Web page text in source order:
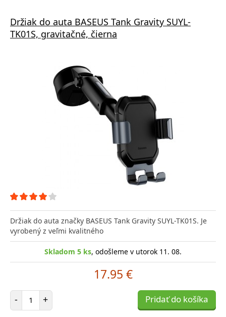
Držiak do auta BASEUS Tank Gravity SUYL-
TK01S, gravitačné, čierna
Držiak do auta značky BASEUS Tank Gravity SUYL-TK01S. Je
vyrobený z veľmi kvalitného
Skladom 5 ks, odošleme v utorok 11. 08.
17.95 €
- Počet položiek
+ Pridať do košíka